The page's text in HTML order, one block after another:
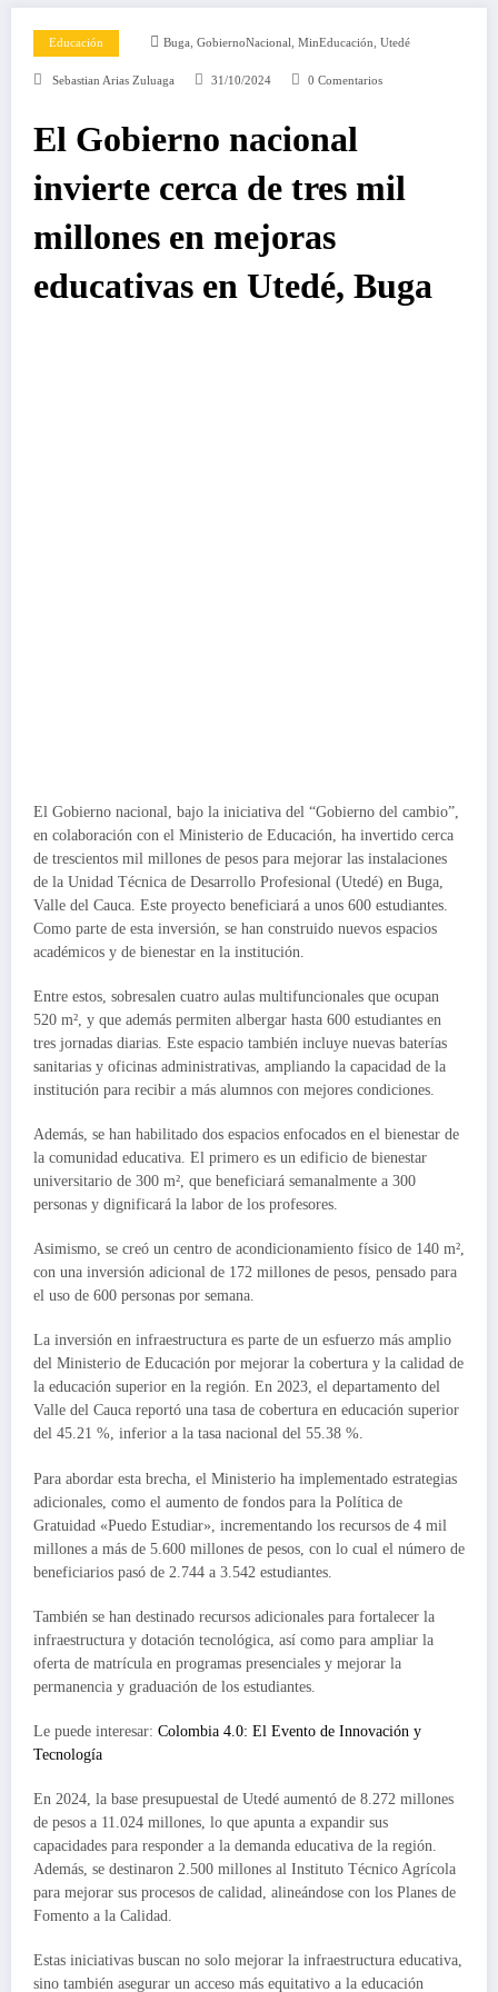
Educación Buga GobiernoNacional MinEducación Utedé
Sebastian Arias Zuluaga 31/10/2024 0 Comentarios
El Gobierno nacional
invierte cerca de tres mil
millones en mejoras
educativas en Utedé, Buga
El Gobierno nacional, bajo la iniciativa del “Gobierno del cambio”,
en colaboración con el Ministerio de Educación, ha invertido cerca
de trescientos mil millones de pesos para mejorar las instalaciones
de la Unidad Técnica de Desarrollo Profesional (Utedé) en Buga,
Valle del Cauca. Este proyecto beneficiará a unos 600 estudiantes.
Como parte de esta inversión, se han construido nuevos espacios
académicos y de bienestar en la institución.
Entre estos, sobresalen cuatro aulas multifuncionales que ocupan
520 m², y que además permiten albergar hasta 600 estudiantes en
tres jornadas diarias. Este espacio también incluye nuevas baterías
sanitarias y oficinas administrativas, ampliando la capacidad de la
institución para recibir a más alumnos con mejores condiciones.
Además, se han habilitado dos espacios enfocados en el bienestar de
la comunidad educativa. El primero es un edificio de bienestar
universitario de 300 m², que beneficiará semanalmente a 300
personas y dignificará la labor de los profesores.
Asimismo, se creó un centro de acondicionamiento físico de 140 m²,
con una inversión adicional de 172 millones de pesos, pensado para
el uso de 600 personas por semana.
La inversión en infraestructura es parte de un esfuerzo más amplio
del Ministerio de Educación por mejorar la cobertura y la calidad de
la educación superior en la región. En 2023, el departamento del
Valle del Cauca reportó una tasa de cobertura en educación superior
del 45.21 %, inferior a la tasa nacional del 55.38 %.
Para abordar esta brecha, el Ministerio ha implementado estrategias
adicionales, como el aumento de fondos para la Política de
Gratuidad «Puedo Estudiar», incrementando los recursos de 4 mil
millones a más de 5.600 millones de pesos, con lo cual el número de
beneficiarios pasó de 2.744 a 3.542 estudiantes.
También se han destinado recursos adicionales para fortalecer la
infraestructura y dotación tecnológica, así como para ampliar la
oferta de matrícula en programas presenciales y mejorar la
permanencia y graduación de los estudiantes.
Le puede interesar: Colombia 4.0: El Evento de Innovación y
Tecnología
En 2024, la base presupuestal de Utedé aumentó de 8.272 millones
de pesos a 11.024 millones, lo que apunta a expandir sus
capacidades para responder a la demanda educativa de la región.
Además, se destinaron 2.500 millones al Instituto Técnico Agrícola
para mejorar sus procesos de calidad, alineándose con los Planes de
Fomento a la Calidad.
Estas iniciativas buscan no solo mejorar la infraestructura educativa,
sino también asegurar un acceso más equitativo a la educación